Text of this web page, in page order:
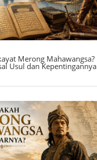
Merong Mahawangsa?
Usul dan Kepentingannya